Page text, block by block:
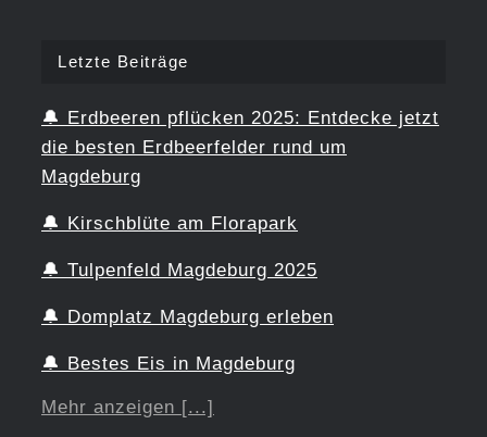
Letzte Beiträge
🔔
Erdbeeren pflücken 2025: Entdecke jetzt
die besten Erdbeerfelder rund um
Magdeburg
🔔 Kirschblüte am Florapark
🔔 Tulpenfeld Magdeburg 2025
🔔 Domplatz Magdeburg erleben
🔔 Bestes Eis in Magdeburg
Mehr anzeigen [...]